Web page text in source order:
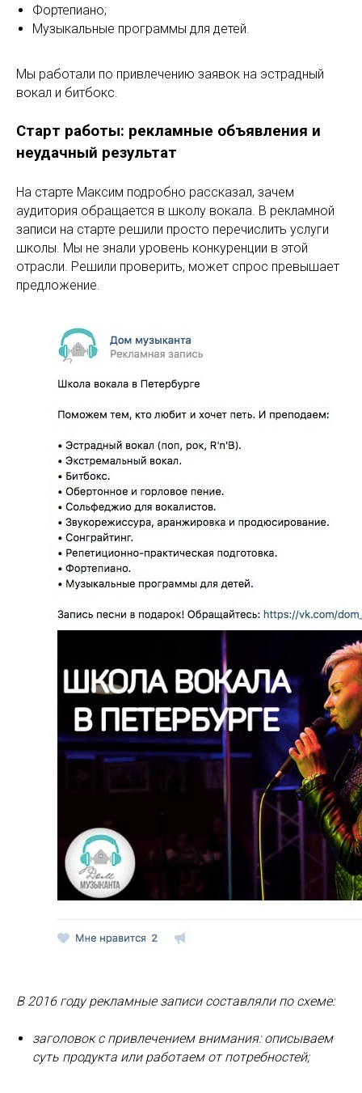
Фортепиано;
Музыкальные программы для детей.
Мы работали по привлечению заявок на эстрадный
вокал и битбокс.
Старт работы: рекламные объявления и
неудачный результат
На старте Максим подробно рассказал, зачем
аудитория обращается в школу вокала. В рекламной
записи на старте решили просто перечислить услуги
школы. Мы не знали уровень конкуренции в этой
отрасли. Решили проверить, может спрос превышает
предложение.
В 2016 году рекламные записи составляли по схеме:
заголовок с привлечением внимания: описываем
суть продукта или работаем от потребностей;